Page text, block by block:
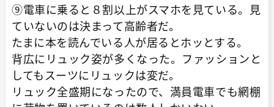
⑨電車に乗ると８割以上がスマホを見ている。見
ていないのは決まって高齢者だ。
たまに本を読んでいる人が居るとホッとする。
背広にリュック姿が多くなった。ファッションと
してもスーツにリュックは変だ。
リュック全盛期になったので、満員電車でも網棚